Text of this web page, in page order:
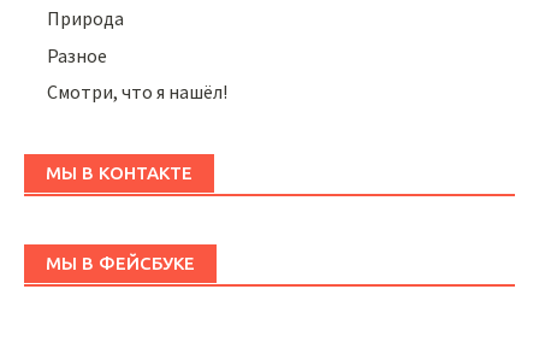
Природа
Разное
Смотри, что я нашёл!
МЫ В КОНТАКТЕ
МЫ В ФЕЙСБУКЕ